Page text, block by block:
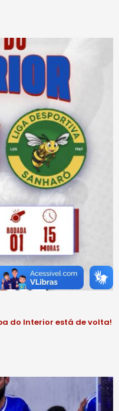
do Interior está de volta!